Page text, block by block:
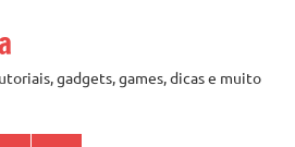
gadgets, games, dicas e muito